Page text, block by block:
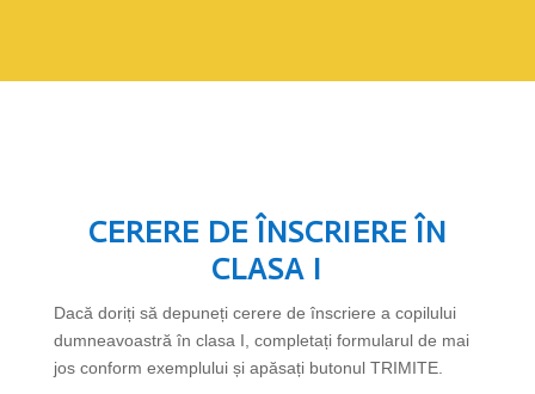
CERERE DE ÎNSCRIERE ÎN
CLASA I
Dacă doriți să depuneți cerere de înscriere a copilului
dumneavoastră în clasa I, completați formularul de mai
jos conform exemplului și apăsați butonul TRIMITE.